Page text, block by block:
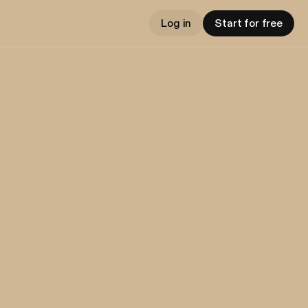
Log in Start for free